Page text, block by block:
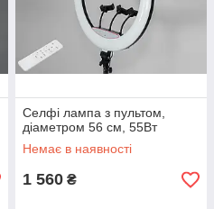
Селфі лампа з пультом,
діаметром 56 см, 55Вт
Немає в наявності
1 560 ₴